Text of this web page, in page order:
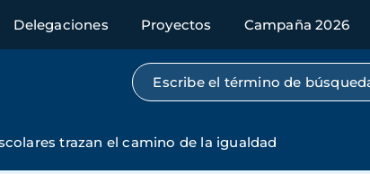
Delegaciones Proyectos Campaña 2026
Búsqueda por texto completo
trazan el camino de la igualdad